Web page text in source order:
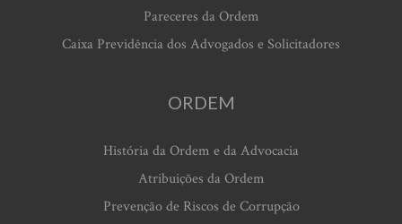
Pareceres da Ordem
Caixa Previdência dos Advogados e Solicitadores
ORDEM
História da Ordem e da Advocacia
Atribuições da Ordem
Prevenção de Riscos de Corrupção